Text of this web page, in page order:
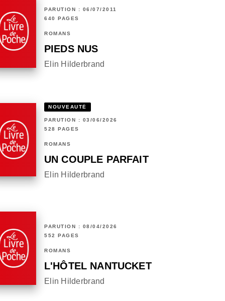
PARUTION : 06/07/2011
640 PAGES
ROMANS
PIEDS NUS
Elin Hilderbrand
NOUVEAUTÉ
PARUTION : 03/06/2026
528 PAGES
ROMANS
UN COUPLE PARFAIT
Elin Hilderbrand
PARUTION : 08/04/2026
552 PAGES
ROMANS
L'HÔTEL NANTUCKET
Elin Hilderbrand